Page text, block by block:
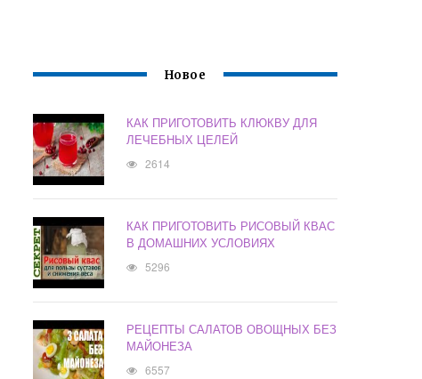
Новое
КАК ПРИГОТОВИТЬ КЛЮКВУ ДЛЯ
ЛЕЧЕБНЫХ ЦЕЛЕЙ
2614
КАК ПРИГОТОВИТЬ РИСОВЫЙ КВАС
В ДОМАШНИХ УСЛОВИЯХ
5296
РЕЦЕПТЫ САЛАТОВ ОВОЩНЫХ БЕЗ
МАЙОНЕЗА
6557